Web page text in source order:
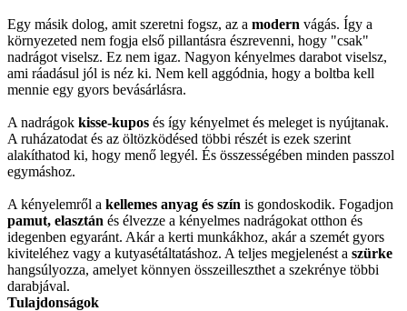
Egy másik dolog, amit szeretni fogsz, az a modern vágás. Így a
környezeted nem fogja első pillantásra észrevenni, hogy "csak"
nadrágot viselsz. Ez nem igaz. Nagyon kényelmes darabot viselsz,
ami ráadásul jól is néz ki. Nem kell aggódnia, hogy a boltba kell
mennie egy gyors bevásárlásra.
A nadrágok kisse-kupos és így kényelmet és meleget is nyújtanak.
A ruházatodat és az öltözködésed többi részét is ezek szerint
alakíthatod ki, hogy menő legyél. És összességében minden passzol
egymáshoz.
A kényelemről a kellemes anyag és szín is gondoskodik. Fogadjon
pamut, elasztán és élvezze a kényelmes nadrágokat otthon és
idegenben egyaránt. Akár a kerti munkákhoz, akár a szemét gyors
kiviteléhez vagy a kutyasétáltatáshoz. A teljes megjelenést a szürke
hangsúlyozza, amelyet könnyen összeilleszthet a szekrénye többi
darabjával.
Tulajdonságok